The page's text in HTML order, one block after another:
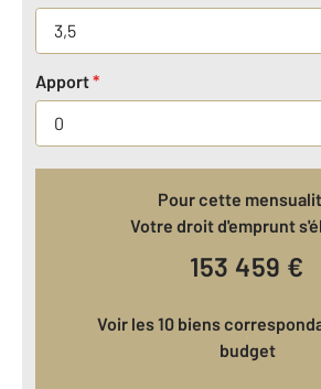
Apport*
Pour cette
Votre droit d'emprunt
153 459 €
Voir les 10 biens correspondant à votre
budget